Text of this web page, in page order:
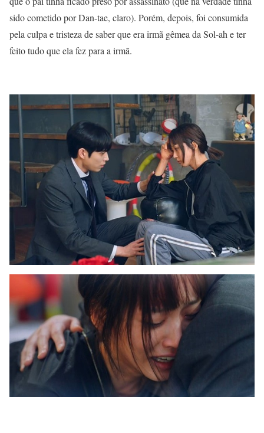
sido cometido por Dan-tae, claro). Porém, depois, foi consumida
pela culpa e tristeza de saber que era irmã gêmea da Sol-ah e ter
feito tudo que ela fez para a irmã.